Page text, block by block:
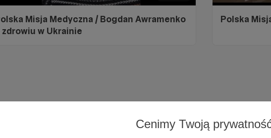
Cenimy Twoją
Misja Medyczna / Bogdan Awramenko
zdrowiu w Ukrainie
Polska